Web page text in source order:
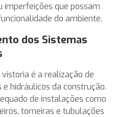
imperfeições que possam
do ambiente.
dos Sistemas
é a realização de
hidráulicos da construção.
de instalações como
torneiras e tubulações